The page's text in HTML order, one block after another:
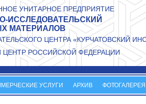
УНИТАРНОЕ ПРЕДПРИЯТИЕ
ИССЛЕДОВАТЕЛЬСКИЙ
МАТЕРИАЛОВ
ЦЕНТРА «КУРЧАТОВСКИЙ
РОССИЙСКОЙ ФЕДЕРАЦИИ
УСЛУГИ АРХИВ ФОТОГАЛЕРЕЯ